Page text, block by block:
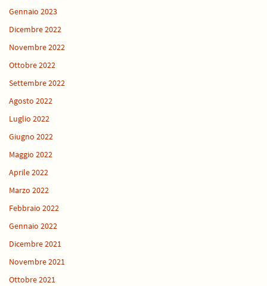
Gennaio 2023
Dicembre 2022
Novembre 2022
Ottobre 2022
Settembre 2022
Agosto 2022
Luglio 2022
Giugno 2022
Maggio 2022
Aprile 2022
Marzo 2022
Febbraio 2022
Gennaio 2022
Dicembre 2021
Novembre 2021
Ottobre 2021